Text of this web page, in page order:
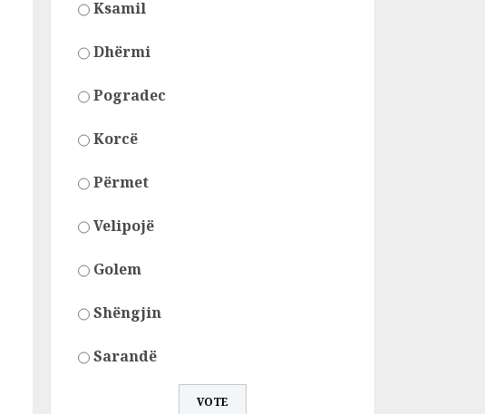
Ksamil
Dhërmi
Pogradec
Korcë
Përmet
Velipojë
Golem
Shëngjin
Sarandë